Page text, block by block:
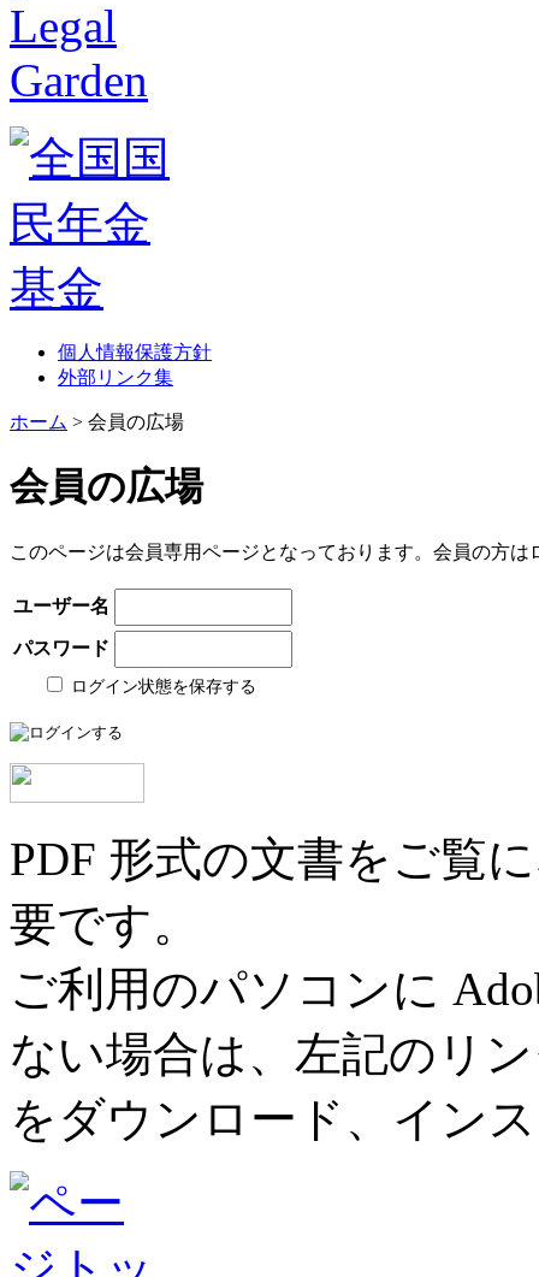
個人情報保護方針
外部リンク集
ホーム > 会員の広場
会員の広場
このページは会員専用ページとなっております。会員の方は
ユーザー名
パスワード
ログイン状態を保存する
PDF 形式の文書をご覧
要です。
ご利用のパソコンに
ない場合は、左記のリ
をダウンロード、イン